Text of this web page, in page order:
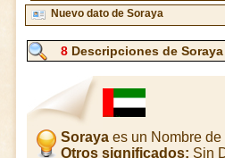
Nuevo dato de Soraya
8Descripciones de Soraya
Soraya es un Nombre
Otros significados: Sin